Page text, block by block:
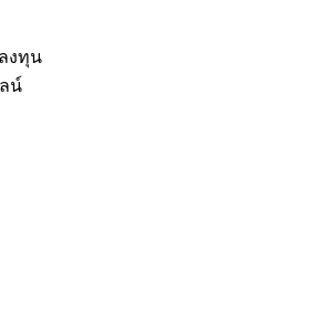
งทุน
น์